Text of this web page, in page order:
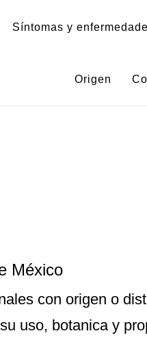
Síntomas y
Origen
México
con origen o
uso, botanica y